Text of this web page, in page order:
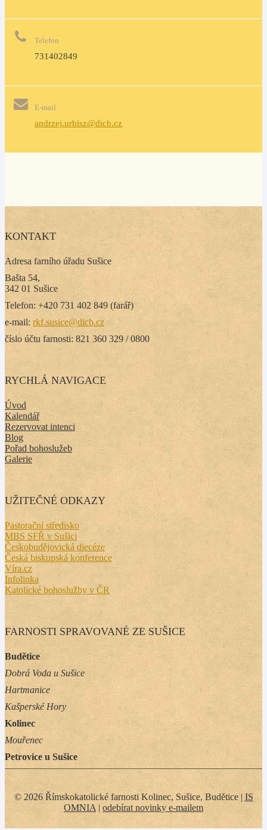
Telefon
731402849
E-mail
andrzej.urbisz@dicb.cz
KONTAKT
Adresa farního úřadu Sušice
Bašta 54,
342 01 Sušice
Telefon: +420 731 402 849 (farář)
e-mail: rkf.susice@dicb.cz
číslo účtu farnosti: 821 360 329 / 0800
RYCHLÁ NAVIGACE
Úvod
Kalendář
Rezervovat intenci
Blog
Pořad bohoslužeb
Galerie
UŽITEČNÉ ODKAZY
Pastorační středisko
MBS SFŘ v Sušici
Českobudějovická diecéze
Česká biskupská konference
Víra.cz
Infolinka
Katolické bohoslužby v ČR
FARNOSTI SPRAVOVANÉ ZE SUŠICE
Budětice
Dobrá Voda u Sušice
Hartmanice
Kašperské Hory
Kolinec
Mouřenec
Petrovice u Sušice
© 2026 Římskokatolické farnosti Kolinec, Sušice, Budětice | IS
OMNIA | odebírat novinky e-mailem